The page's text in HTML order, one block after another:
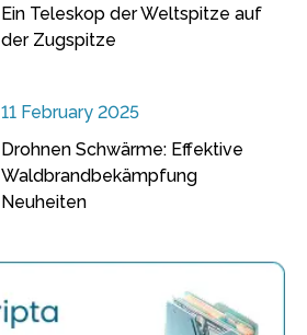
Ein Teleskop der Weltspitze auf
der Zugspitze
11 February 2025
Drohnen Schwärme: Effektive
Waldbrandbekämpfung
Neuheiten